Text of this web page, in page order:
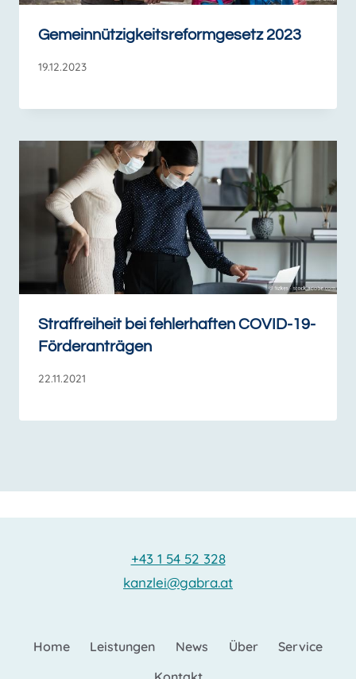
Gemeinnützigkeitsreformgesetz 2023
19.12.2023
Straffreiheit bei fehlerhaften COVID-19-
Förderanträgen
22.11.2021
+43 1 54 52 328
kanzlei@gabra.at
Home Leistungen News Über
Service